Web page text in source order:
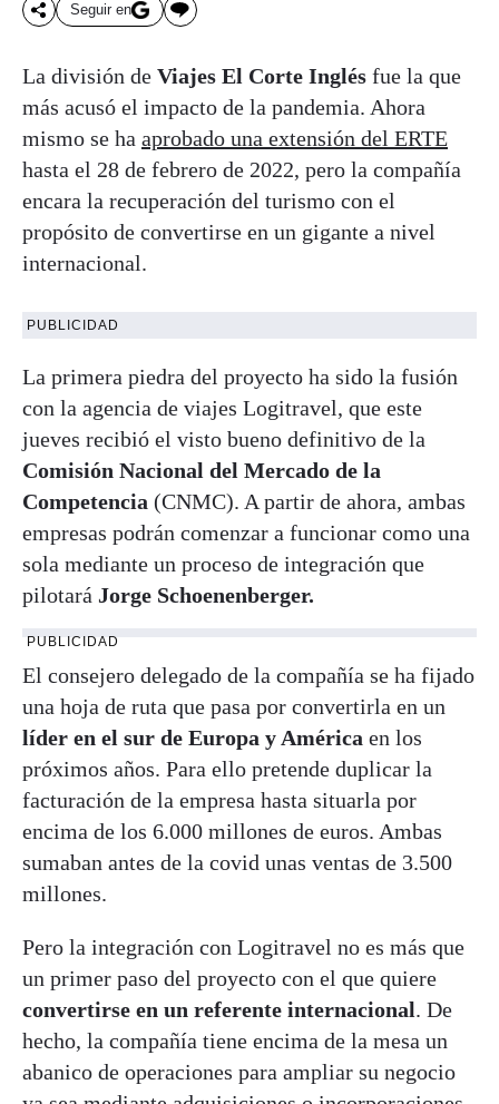
Seguir en
La división de Viajes El Corte Inglés fue la que
más acusó el impacto de la pandemia. Ahora
mismo se ha aprobado una extensión del ERTE
hasta el 28 de febrero de 2022, pero la compañía
encara la recuperación del turismo con el
propósito de convertirse en un gigante a nivel
internacional.
PUBLICIDAD
La primera piedra del proyecto ha sido la fusión
con la agencia de viajes Logitravel, que este
jueves recibió el visto bueno definitivo de la
Comisión Nacional del Mercado de la
Competencia (CNMC). A partir de ahora, ambas
empresas podrán comenzar a funcionar como una
sola mediante un proceso de integración que
pilotará Jorge Schoenenberger.
PUBLICIDAD
El consejero delegado de la compañía se ha fijado
una hoja de ruta que pasa por convertirla en un
líder en el sur de Europa y América en los
próximos años. Para ello pretende duplicar la
facturación de la empresa hasta situarla por
encima de los 6.000 millones de euros. Ambas
sumaban antes de la covid unas ventas de 3.500
millones.
Pero la integración con Logitravel no es más que
un primer paso del proyecto con el que quiere
convertirse en un referente internacional. De
hecho, la compañía tiene encima de la mesa un
abanico de operaciones para ampliar su negocio